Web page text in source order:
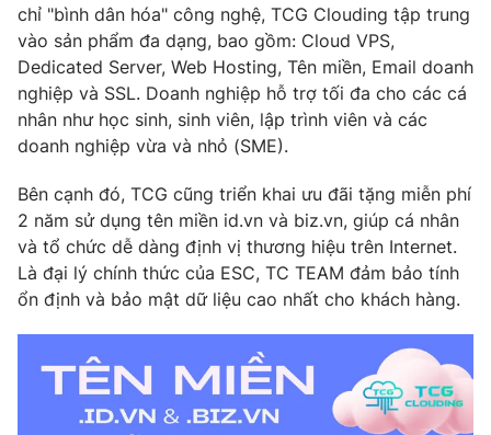
Photo Infographic
Video Shorts video
VTV Money VTV Thể thao
VTV Sức khoẻ Bất động sản
Thị trường 24h Tấm lòng Việt
VTV4 Vươn mình bằng AI
VTV9 VTV8
chỉ "bình dân hóa" công nghệ, TCG Clouding tập trung
vào sản phẩm đa dạng, bao gồm: Cloud VPS,
Dedicated Server, Web Hosting, Tên miền, Email doanh
nghiệp và SSL. Doanh nghiệp hỗ trợ tối đa cho các cá
nhân như học sinh, sinh viên, lập trình viên và các
doanh nghiệp vừa và nhỏ (SME).
Bên cạnh đó, TCG cũng triển khai ưu đãi tặng miễn phí
2 năm sử dụng tên miền id.vn và biz.vn, giúp cá nhân
và tổ chức dễ dàng định vị thương hiệu trên Internet.
Là đại lý chính thức của ESC, TC TEAM đảm bảo tính
ổn định và bảo mật dữ liệu cao nhất cho khách hàng.